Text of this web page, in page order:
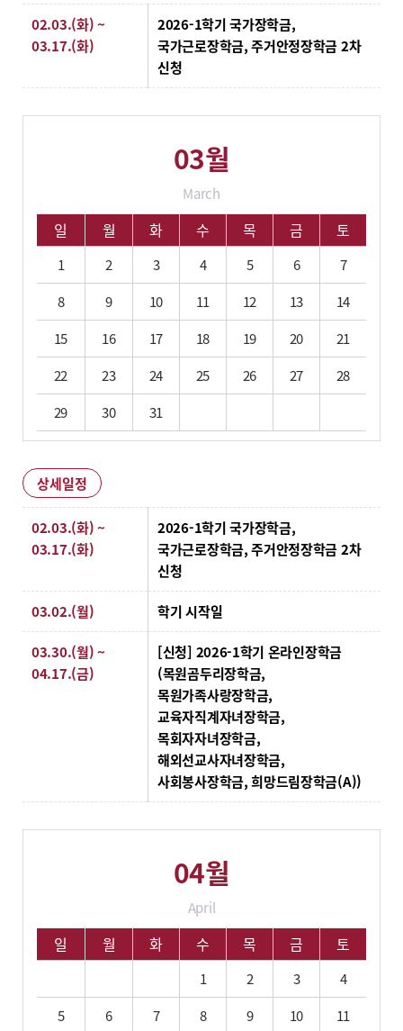
02.03.(화) ~
03.17.(화)
2026-1학기 국가장학금,
국가근로장학금, 주거안정장학금 2차
신청
03월
March
03월 학사 일정입니다.
일 월 화 수 목 금 토
1 2 3 4 5 6
7
8
9 10 11 12 13
14
15
16 17 18 19 20
21
22
23 24 25 26 27
28
29
30 31
상세일정
상세일정
02.03.(화) ~
03.17.(화)
2026-1학기 국가장학금,
국가근로장학금, 주거안정장학금 2차
신청
03.02.(월) 학기 시작일
03.30.(월) ~
04.17.(금)
[신청] 2026-1학기 온라인장학금
(목원곰두리장학금,
목원가족사랑장학금,
교육자직계자녀장학금,
목회자자녀장학금,
해외선교사자녀장학금,
사회봉사장학금, 희망드림장학금(A))
04월
April
04월 학사 일정입니다.
일 월 화 수 목 금 토
1 2 3
4
5
6 7 8 9 10
11